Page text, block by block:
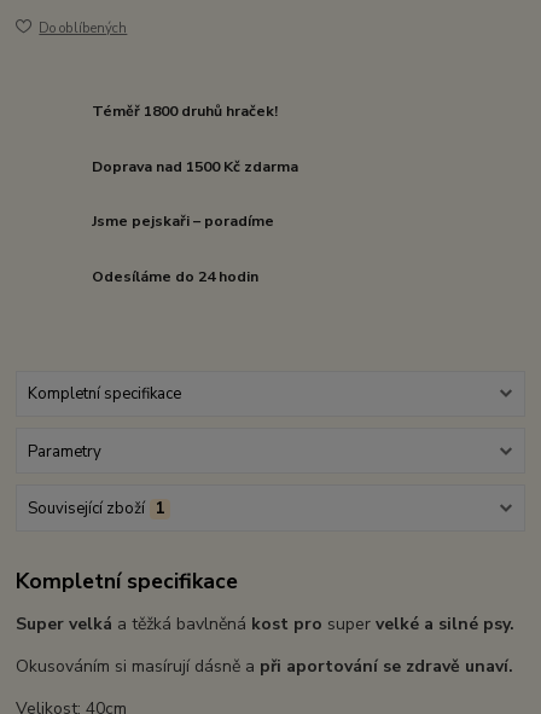
Do oblíbených
Téměř 1800 druhů hraček!
Doprava nad 1500 Kč zdarma
Jsme pejskaři – poradíme
Odesíláme do 24 hodin
Kompletní specifikace
Parametry
Související zboží 1
Kompletní specifikace
Super velká a těžká bavlněná kost pro supervelké a silné psy.
Okusováním si masírují dásně a při aportování se zdravě unaví.
Velikost: 40cm